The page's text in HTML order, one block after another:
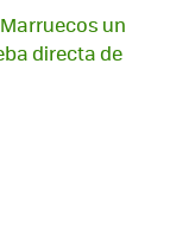
un
directa de